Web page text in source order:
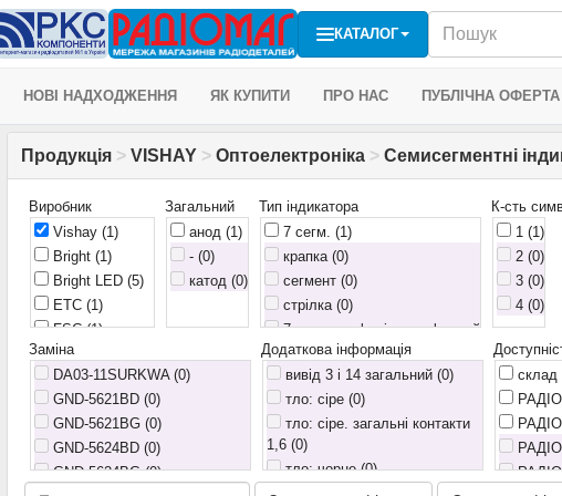
КАТАЛОГ
НОВІ НАДХОДЖЕННЯ ЯК КУПИТИ ПРО НАС ПУБЛІЧНА ОФЕРТА
Продукція > VISHAY > Оптоелектроніка > Семисегментні
Виробник
Vishay (1)
Bright (1)
Bright LED (5)
ETC (1)
FSC(1)
G-nor
Infineon(1)
KLS(11)
Kingbright(150)
Kouhi(24)
Lucky Light(3)
Загальний
анод (1)
- (0)
катод (0)
Тип індикатора
7 сегм. (1)
крапка (0)
сегмент (0)
стрілка (0)
7 сегм., алфавітно-цифровий
(0)
7 сегм., годинниковий (0)
7 сегм., годинниковий (4
символи через двокрапку) (0)
7 сегм., здвоєний (0)
7 сегм.; 2 точки (0)
К-сть
1 (1)
2 (0)
3 (0)
4 (0)
Заміна
DA03-11SURKWA (0)
GND-5621BD (0)
GND-5621BG (0)
GND-5624BD (0)
GND-5624BG (0)
Додаткова інформація
вивід 3 і 14 загальний (0)
тло: сіре (0)
тло: сіре. загальні контакти
1,6 (0)
тло: чорне (0)
склад